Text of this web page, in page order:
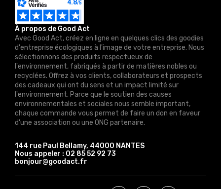
À propos de Good Act
Avec Good Act, créez en ligne en quelques clics des goodies
d'entreprise écologiques à l'image de votre entreprise. Nous
sélectionnons des produits respectueux de
l'environnement, fabriqués à partir de matières nobles ou
recyclées. Offrez à vos clients, collaborateurs et prospects
des cadeaux qui ont du sens et un impact limité sur
l'environnement. Parce que le soutien des causes
environnementales et sociales nous semble important,
chaque commande vous permet de faire un don en faveur
d'une association ou une ONG partenaire.
144 rue Paul Bellamy, 44000 NANTES
Nous appeler : 02 85 52 92 73
bonjour@goodact.fr